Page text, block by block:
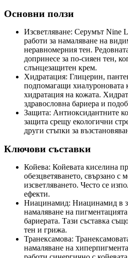
Основни ползи
Изсветляване: Серумът Nine
работи за намаляване на
неравномерния тен.
допринесе за по-сияен тен,
слънцезащитен крем.
Хидратация: Глицерин,
подпомагащи хиалуроновата
хидратация на кожата.
здравословна бариера и
Защита: Антиоксидантните
защита срещу екологични
други стъпки за
Ключови съставки
Койева: Койевата киселина
обезцветяването, свързано с
изсветляването. Често се
ефекти.
Ниацинамид: Ниацинамид в
намаляване на
бариерата. Тази съставка
тен и грижа.
Транексамова:
намаляване на